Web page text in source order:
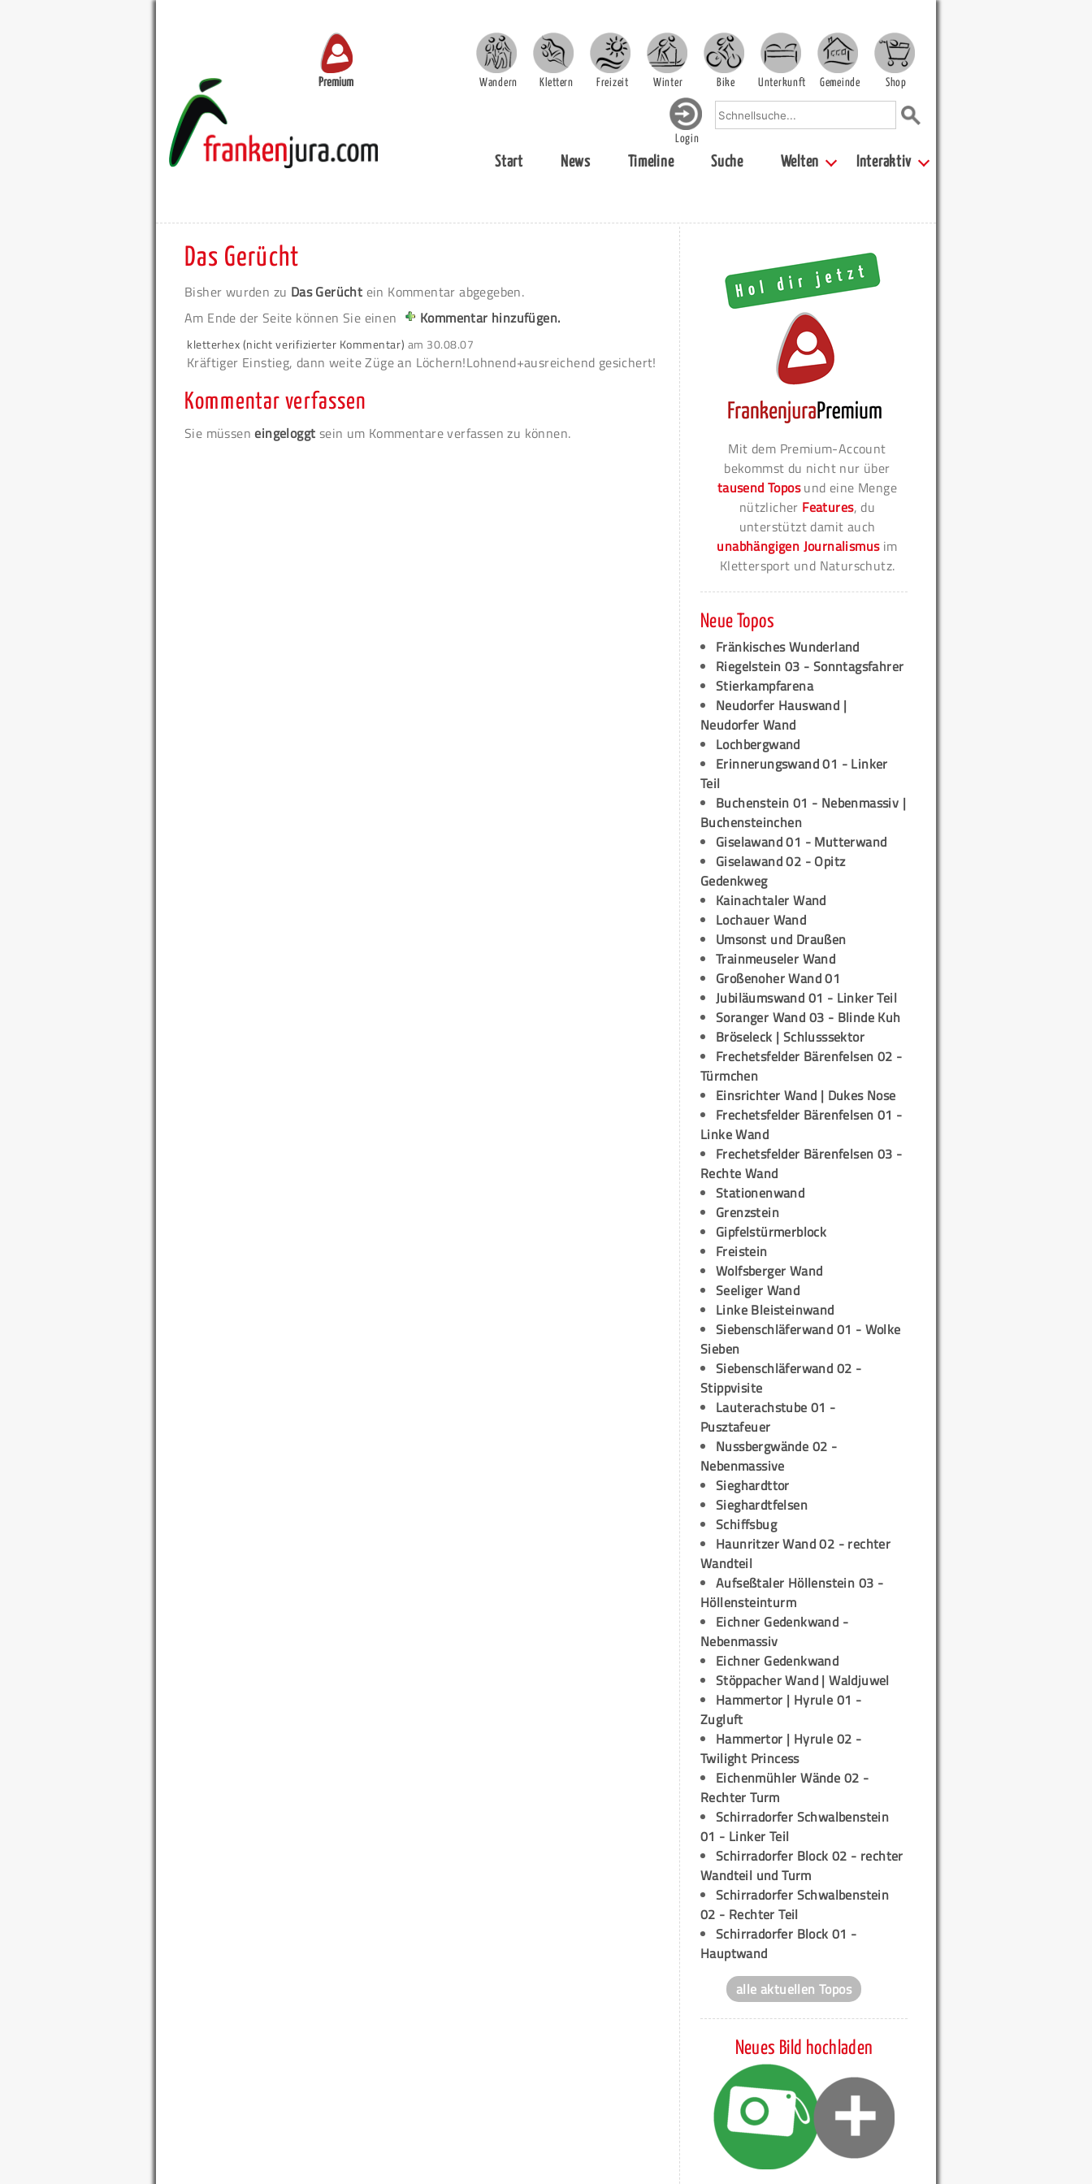
Premium Wandern Klettern Freizeit Winter Bike Unterkunft Gemeinde Shop
Login
Start News Timeline Suche Welten Interaktiv
Das Gerücht
Bisher wurden zu Das Gerücht ein Kommentar abgegeben.
Am Ende der Seite können Sie einen
Kommentar hinzufügen.
kletterhex (nicht verifizierter Kommentar) am 30.08.07
Kräftiger Einstieg, dann weite Züge an Löchern!Lohnend+ausreichend gesichert!
Kommentar verfassen
Sie müsseneingeloggt sein um Kommentare verfassen zu können.
Mit dem Premium-Account
bekommst du nicht nur über
tausend Toposund eine Menge
nützlicher Features, du
unterstützt damit auch
unabhängigen Journalismusim
Klettersport und Naturschutz.
Neue Topos
Fränkisches Wunderland
Riegelstein 03 - Sonntagsfahrer
Stierkampfarena
Neudorfer Hauswand |
Neudorfer Wand
Lochbergwand
Erinnerungswand 01 - Linker
Teil
Buchenstein 01 - Nebenmassiv |
Buchensteinchen
Giselawand 01 - Mutterwand
Giselawand 02 - Opitz
Gedenkweg
Kainachtaler Wand
Lochauer Wand
Umsonst und Draußen
Trainmeuseler Wand
Großenoher Wand 01
Jubiläumswand 01 - Linker Teil
Soranger Wand 03 - Blinde Kuh
Bröseleck | Schlusssektor
Frechetsfelder Bärenfelsen 02 -
Türmchen
Einsrichter Wand | Dukes Nose
Frechetsfelder Bärenfelsen 01 -
Linke Wand
Frechetsfelder Bärenfelsen 03 -
Rechte Wand
Stationenwand
Grenzstein
Gipfelstürmerblock
Freistein
Wolfsberger Wand
Seeliger Wand
Linke Bleisteinwand
Siebenschläferwand 01 - Wolke
Sieben
Siebenschläferwand 02 -
Stippvisite
Lauterachstube 01 -
Pusztafeuer
Nussbergwände 02 -
Nebenmassive
Sieghardttor
Sieghardtfelsen
Schiffsbug
Haunritzer Wand 02 - rechter
Wandteil
Aufseßtaler Höllenstein 03 -
Höllensteinturm
Eichner Gedenkwand -
Nebenmassiv
Eichner Gedenkwand
Stöppacher Wand | Waldjuwel
Hammertor | Hyrule 01 -
Zugluft
Hammertor | Hyrule 02 -
Twilight Princess
Eichenmühler Wände 02 -
Rechter Turm
Schirradorfer Schwalbenstein
01 - Linker Teil
Schirradorfer Block 02 - rechter
Wandteil und Turm
Schirradorfer Schwalbenstein
02 - Rechter Teil
Schirradorfer Block 01 -
Hauptwand
alle aktuellen Topos
Neues Bild hochladen